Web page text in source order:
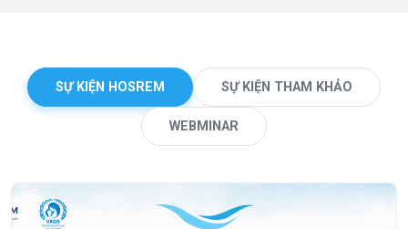
SỰ KIỆN HOSREM SỰ KIỆN THAM KHẢO
WEBMINAR